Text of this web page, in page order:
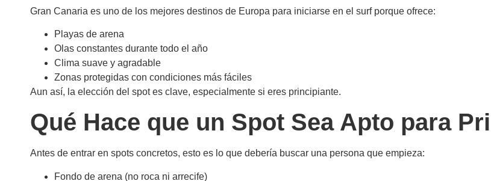
Gran Canaria es uno de los mejores destinos de Europa para iniciarse en el surf porque ofrece:
Playas de arena
Olas constantes durante todo el año
Clima suave y agradable
Zonas protegidas con condiciones más fáciles
Aun así, la elección del spot es clave, especialmente si eres principiante.
Qué Hace que un Spot Sea Apto para
Antes de entrar en spots concretos, esto es lo que debería buscar una persona que empieza:
Fondo de arena (no roca ni arrecife)